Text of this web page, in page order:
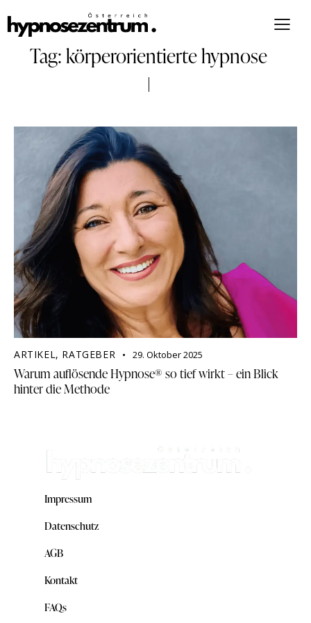
Tag: körperorientierte hypnose
ARTIKEL, RATGEBER 29. Oktober 2025
Warum auflösende Hypnose® so tief wirkt – ein Blick
hinter die Methode
Impressum
Datenschutz
AGB
Kontakt
FAQs